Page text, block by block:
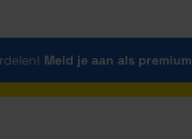
Meld je aan als